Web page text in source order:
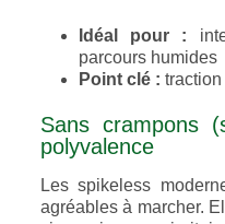
Idéal pour :
parcours humides
Point clé :
Sans crampons
polyvalence
Les spikeless
agréables à marcher.